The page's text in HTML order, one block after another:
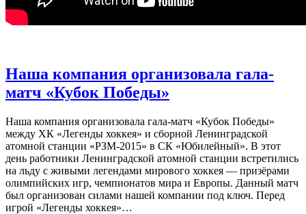
Наша компания организовала гала-
матч «Кубок Победы»
Наша компания организовала гала-матч «Кубок Победы»
между ХК «Легенды хоккея» и сборной Ленинградской
атомной станции «РЗМ-2015» в СК «Юбилейный». В этот
день работники Ленинградской атомной станции встретились
на льду с живыми легендами мирового хоккея — призёрами
олимпийских игр, чемпионатов мира и Европы. Данный матч
был организован силами нашей компании под ключ. Перед
игрой «Легенды хоккея»…